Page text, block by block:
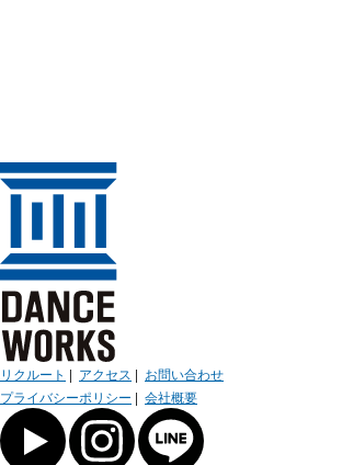
リクルート | アクセス | お問い合わせ
プライバシーポリシー | 会社概要